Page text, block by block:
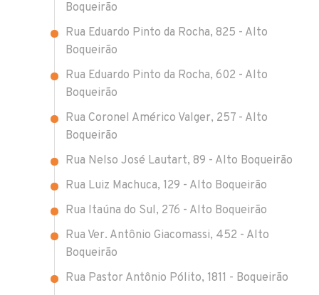
Boqueirão
Rua Eduardo Pinto da Rocha, 825 - Alto
Boqueirão
Rua Eduardo Pinto da Rocha, 602 - Alto
Boqueirão
Rua Coronel Américo Valger, 257 - Alto
Boqueirão
Rua Nelso José Lautart, 89 - Alto Boqueirão
Rua Luiz Machuca, 129 - Alto Boqueirão
Rua Itaúna do Sul, 276 - Alto Boqueirão
Rua Ver. Antônio Giacomassi, 452 - Alto
Boqueirão
Rua Pastor Antônio Pólito, 1811 - Boqueirão